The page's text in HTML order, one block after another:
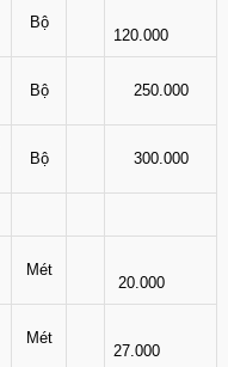
Bộ
120.000
Bộ 250.000
Bộ 300.000
Mét
20.000
Mét
27.000